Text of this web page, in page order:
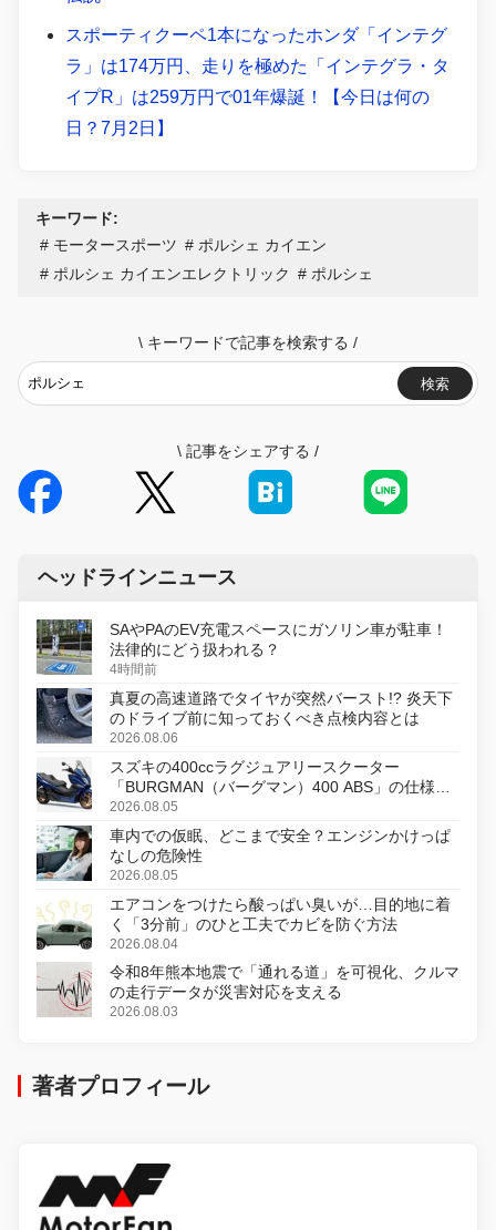
スポーティクーペ1本になったホンダ「インテグ
ラ」は174万円、走りを極めた「インテグラ・タ
イプR」は259万円で01年爆誕！【今日は何の
日？7月2日】
キーワード:
モータースポーツ
ポルシェ カイエン
ポルシェ カイエンエレクトリック
ポルシェ
\ キーワードで記事を検索する /
検索
\ 記事をシェアする /
ヘッドラインニュース
SAやPAのEV充電スペースにガソリン車が駐車！
法律的にどう扱われる？
4時間前
真夏の高速道路でタイヤが突然バースト!? 炎天下
のドライブ前に知っておくべき点検内容とは
2026.08.06
スズキの400ccラグジュアリースクーター
「BURGMAN（バーグマン）400 ABS」の仕様を
変更し、8月18日に発売
2026.08.05
車内での仮眠、どこまで安全？エンジンかけっぱ
なしの危険性
2026.08.05
エアコンをつけたら酸っぱい臭いが…目的地に着
く「3分前」のひと工夫でカビを防ぐ方法
2026.08.04
令和8年熊本地震で「通れる道」を可視化、クルマ
の走行データが災害対応を支える
2026.08.03
著者プロフィール